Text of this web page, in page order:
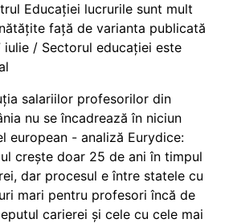
Educației lucrurile sunt mult
față de varianta publicată
iulie / Sectorul educației este
salariilor profesorilor din
nu se încadrează în niciun
european - analiză Eurydice:
crește doar 25 de ani în timpul
dar procesul e între statele cu
mari pentru profesori încă de
carierei și cele cu cele mai